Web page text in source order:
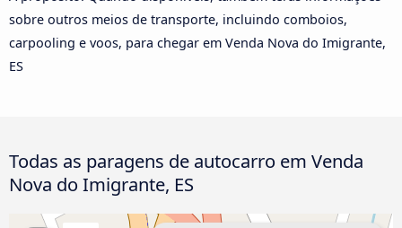
sobre outros meios de transporte, incluindo comboios,
carpooling e voos, para chegar em Venda Nova do Imigrante,
ES
Todas as paragens de autocarro em Venda
Nova do Imigrante, ES